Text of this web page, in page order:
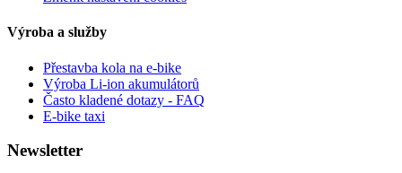
Výroba a služby
Přestavba kola na e-bike
Výroba Li-ion akumulátorů
Často kladené dotazy - FAQ
E-bike taxi
Newsletter